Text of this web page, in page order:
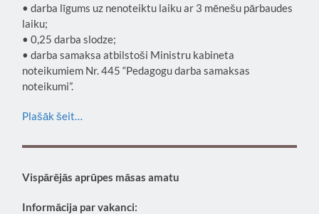
• darba līgums uz nenoteiktu laiku ar 3 mēnešu pārbaudes
laiku;
• 0,25 darba slodze;
• darba samaksa atbilstoši Ministru kabineta
noteikumiem Nr. 445 “Pedagogu darba samaksas
noteikumi”.
Plašāk šeit…
Vispārējās aprūpes māsas amatu
Informācija par vakanci: